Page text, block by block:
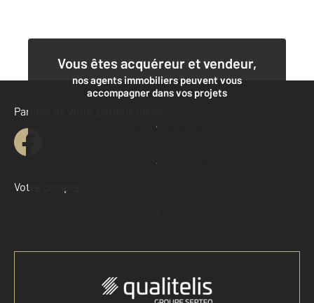
Vous êtes acquéreur et vendeur,
nos agents immobiliers peuvent vous
accompagner dans vos projets
Contacter l'agence
Demander une estimation
Parlons de vous, parlons biens
Votre compte :
Accéder à mon compte